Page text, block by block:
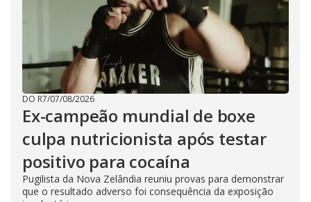
DO R7/07/08/2026
Ex-campeão mundial de boxe
culpa nutricionista após testar
positivo para cocaína
Pugilista da Nova Zelândia reuniu provas para demonstrar
que o resultado adverso foi consequência da exposição